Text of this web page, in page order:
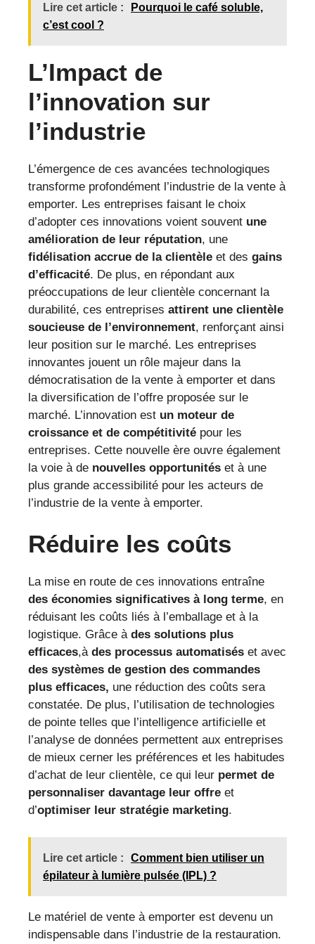
Lire cet article :
Pourquoi le café soluble,
c’est cool ?
L’Impact de
l’innovation sur
l’industrie
L’émergence de ces avancées technologiques
transforme profondément l’industrie de la vente à
emporter. Les entreprises faisant le choix
d’adopter ces innovations voient souvent une
amélioration de leur réputation, une
fidélisation accrue de la clientèle et des gains
d’efficacité. De plus, en répondant aux
préoccupations de leur clientèle concernant la
durabilité, ces entreprises attirent une clientèle
soucieuse de l’environnement, renforçant ainsi
leur position sur le marché. Les entreprises
innovantes jouent un rôle majeur dans la
démocratisation de la vente à emporter et dans
la diversification de l’offre proposée sur le
marché. L’innovation est un moteur de
croissance et de compétitivité pour les
entreprises. Cette nouvelle ère ouvre également
la voie à de nouvelles opportunités et à une
plus grande accessibilité pour les acteurs de
l’industrie de la vente à emporter.
Réduire les coûts
La mise en route de ces innovations entraîne
des économies significatives à long terme, en
réduisant les coûts liés à l’emballage et à la
logistique. Grâce àdes solutions plus
efficaces,àdes processus automatisés et avec
des systèmes de gestion des commandes
plus efficaces, une réduction des coûts sera
constatée. De plus, l’utilisation de technologies
de pointe telles que l’intelligence artificielle et
l’analyse de données permettent aux entreprises
de mieux cerner les préférences et les habitudes
d’achat de leur clientèle, ce qui leur permet de
personnaliser davantage leur offre et
d’optimiser leur stratégie marketing.
Lire cet article :
Comment bien utiliser un
épilateur à lumière pulsée (IPL) ?
Le matériel de vente à emporter est devenu un
indispensable dans l’industrie de la restauration.